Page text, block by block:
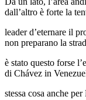
dall’altro è forte la
leader d’eternare il
non preparano la
è stato questo forse
di Chávez in
stessa cosa anche